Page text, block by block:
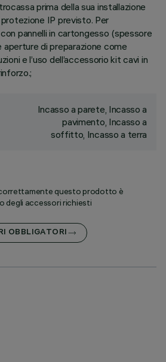
prima della sua installazione
IP previsto. Per
pannelli in cartongesso (spessore
di preparazione come
e l’uso dell’accessorio kit cavi in
Incasso a parete, Incasso a
pavimento, Incasso a
soffitto, Incasso a terra
questo prodotto è
degli accessori richiesti
OBBLIGATORI